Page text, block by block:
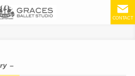
CONTACT
–